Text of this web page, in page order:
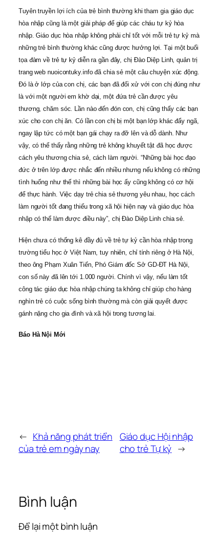
Tuyên truyền lợi ích của trẻ bình thường khi tham gia giáo dục
hòa nhập cũng là một giải pháp để giúp các cháu tự kỷ hòa
nhập. Giáo dục hòa nhập không phải chỉ tốt với mỗi trẻ tự kỷ mà
những trẻ bình thường khác cũng được hưởng lợi. Tại một buổi
tọa đàm về trẻ tự kỷ diễn ra gần đây, chị Đào Diệp Linh, quản trị
trang web nuoicontuky.info đã chia sẻ một câu chuyện xúc động.
Đó là ở lớp của con chị, các bạn đã đối xử với con chị đúng như
là với một người em khờ dại, một đứa trẻ cần được yêu
thương, chăm sóc. Lần nào đến đón con, chị cũng thấy các bạn
xúc cho con chị ăn. Có lần con chị bị một bạn lớp khác đẩy ngã,
ngay lập tức có một bạn gái chạy ra đỡ lên và dỗ dành. Như
vậy, có thể thấy rằng những trẻ không khuyết tật đã học được
cách yêu thương chia sẻ, cách làm người. “Những bài học đạo
đức ở trên lớp được nhắc đến nhiều nhưng nếu không có những
tình huống như thế thì những bài học ấy cũng không có cơ hội
để thực hành. Việc dạy trẻ chia sẻ thương yêu nhau, học cách
làm người tốt đang thiếu trong xã hội hiện nay và giáo dục hòa
nhập có thể làm được điều này”, chị Đào Diệp Linh chia sẻ.
Hiện chưa có thống kê đầy đủ về trẻ tự kỷ cần hòa nhập trong
trường tiểu học ở Việt Nam, tuy nhiên, chỉ tính riêng ở Hà Nội,
theo ông Phạm Xuân Tiến, Phó Giám đốc Sở GD-ĐT Hà Nội,
con số này đã lên tới 1.000 người. Chính vì vậy, nếu làm tốt
công tác giáo dục hòa nhập chúng ta không chỉ giúp cho hàng
nghìn trẻ có cuộc sống bình thường mà còn giải quyết được
gánh nặng cho gia đình và xã hội trong tương lai.
Báo Hà Nội Mới
← Khả năng phát triển
của trẻ em ngày nay
Giáo dục Hội nhập
cho trẻ Tự kỷ →
Bình luận
Để lại một bình luận